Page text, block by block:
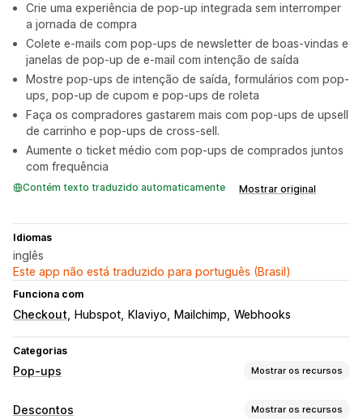
Crie uma experiência de pop-up integrada sem interromper
a jornada de compra
Colete e-mails com pop-ups de newsletter de boas-vindas e
janelas de pop-up de e-mail com intenção de saída
Mostre pop-ups de intenção de saída, formulários com pop-
ups, pop-up de cupom e pop-ups de roleta
Faça os compradores gastarem mais com pop-ups de upsell
de carrinho e pop-ups de cross-sell.
Aumente o ticket médio com pop-ups de comprados juntos
com frequência
Contém texto traduzido automaticamente Mostrar original
Idiomas
inglês
Este app não está traduzido para português (Brasil)
Funciona com
Checkout Hubspot Klaviyo Mailchimp Webhooks
Categorias
Pop-ups Mostrar os recursos
Tipos de pop-ups
Descontos Mostrar os recursos